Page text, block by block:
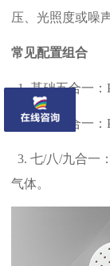
压、光照度或噪声
常见配置组合
1. 基础五合一：
2. 常见六合一：
3. 七/八/九合一
气体。